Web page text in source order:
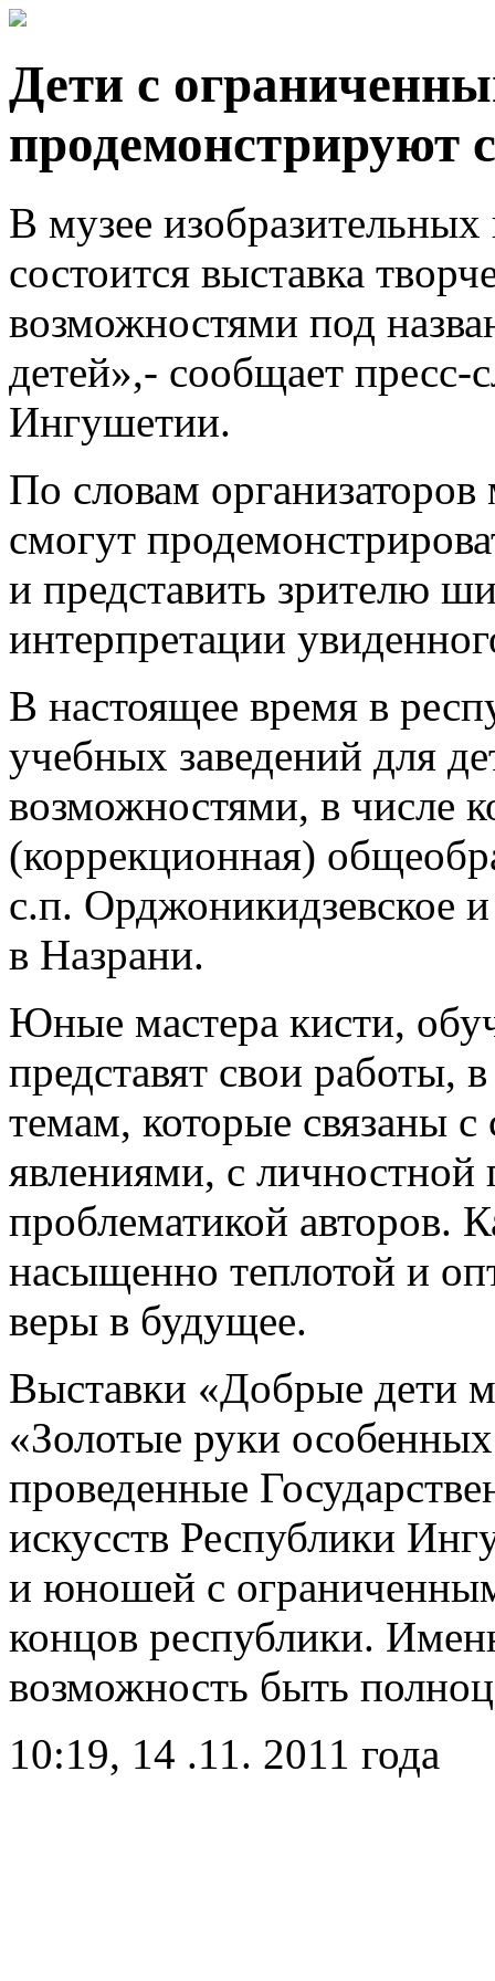
Дети с
продемонстрируют
В музее изобразительных
состоится выставка
возможностями под
детей»,- сообщает пресс-
Ингушетии.
По словам
смогут
и представить зрителю
интерпретации
В настоящее время в
учебных заведений для
возможностями, в числе
(коррекционная)
с.п. Орджоникидзевское
в Назрани.
Юные мастера кисти,
представят свои работы,
темам, которые связаны
явлениями, с личностной
проблематикой авторов.
насыщенно теплотой и
веры в будущее.
Выставки «Добрые дети
«Золотые руки
проведенные
искусств Республики
и юношей с
концов республики.
возможность быть
10:19, 14 .11. 2011 года